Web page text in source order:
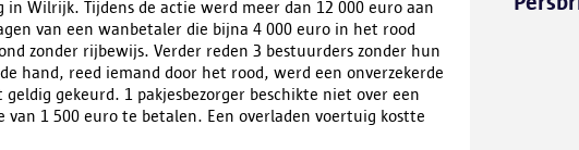
Wilrijk. Tijdens de actie werd meer dan 12 000 euro aan
van een wanbetaler die bijna 4 000 euro in het rood
zonder rijbewijs. Verder reden 3 bestuurders zonder hun
hand, reed iemand door het rood, werd een onverzekerde
gekeurd. 1 pakjesbezorger beschikte niet over een
van 1 500 euro te betalen. Een overladen voertuig kostte